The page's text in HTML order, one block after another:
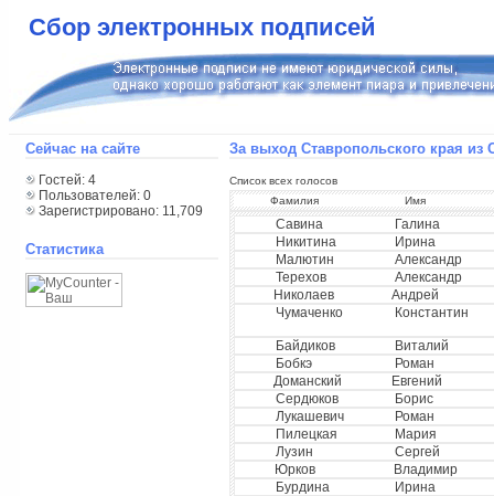
Сбор электронных подписей
Сейчас на сайте
Гостей: 4
Пользователей: 0
Зарегистрировано: 11,709
Статистика
За выход Ставропольского края из
Список всех голосов
Фамилия
Имя
Савина
Галина
Никитина
Ирина
Малютин
Александр
Терехов
Александр
Николаев
Андрей
Чумаченко
Константин
Байдиков
Виталий
Бобкэ
Роман
Доманский
Евгений
Сердюков
Борис
Лукашевич
Роман
Пилецкая
Мария
Лузин
Сергей
Юрков
Владимир
Бурдина
Ирина